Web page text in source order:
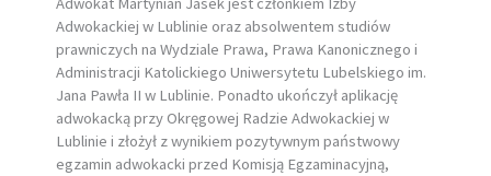
Adwokackiej w Lublinie oraz absolwentem studiów
prawniczych na Wydziale Prawa, Prawa Kanonicznego i
Administracji Katolickiego Uniwersytetu Lubelskiego im.
Jana Pawła II w Lublinie. Ponadto ukończył aplikację
adwokacką przy Okręgowej Radzie Adwokackiej w
Lublinie i złożył z wynikiem pozytywnym państwowy
egzamin adwokacki przed Komisją Egzaminacyjną,